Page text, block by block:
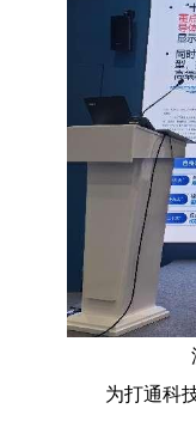
为打通科